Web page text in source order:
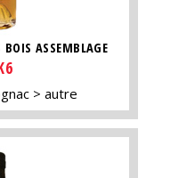
BOIS ASSEMBLAGE
autre